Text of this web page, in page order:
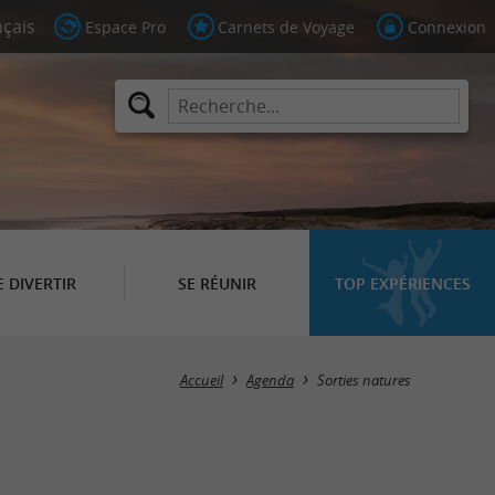
Espace Pro Carnets de Voyage Connexion
DIVERTIR SE RÉUNIR TOP EXPÉRIENCES
Accueil Agenda Sorties natures